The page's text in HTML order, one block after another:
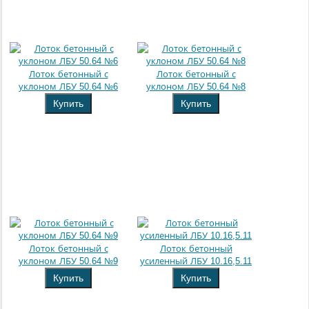
Лоток бетонный с
уклоном ЛБУ 50.64 №6
Купить
Лоток бетонный с
уклоном ЛБУ 50.64 №8
Купить
Лоток бетонный с
уклоном ЛБУ 50.64 №9
Купить
Лоток бетонный
усиленный ЛБУ 10.16,5.11
Купить